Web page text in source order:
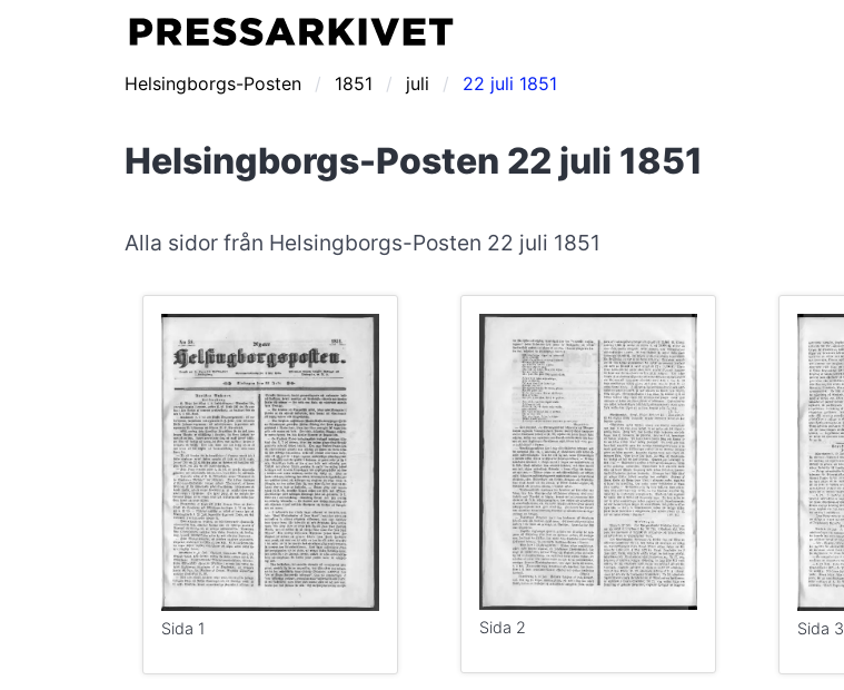
Helsingborgs-Posten 1851 juli 22 juli 1851
Helsingborgs-Posten 22 juli 1851
Alla sidor från Helsingborgs-Posten 22 juli 1851
Sida 1 Sida 2 Sida 3